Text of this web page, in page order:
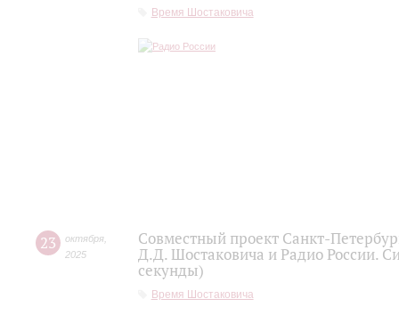
Время Шостаковича
23 октября
2025
Совместный проект Санкт-
Д.Д. Шостаковича и Радио России.
секунды)
Время Шостаковича